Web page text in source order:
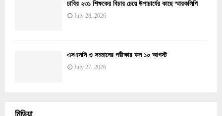
ঢাবির ২৩১ শিক্ষকের বিচার চেয়ে উপাচার্যের কাছে স্মারকলিপি
July 28, 2026
এসএসসি ও সমমানের পরীক্ষার ফল ১০ আগস্ট
July 27, 2026
মিডিয়া